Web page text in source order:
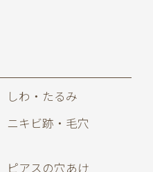
しわ・たるみ
ニキビ跡・毛穴
ピアスの穴あけ